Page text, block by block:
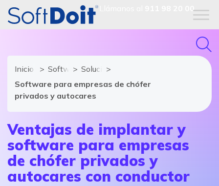
911 98 20 00
Inicio Software de Transporte
Soluciones y módulos de Software de
Software para empresas de chófer
privados y autocares
Ventajas de implantar y
software para empresas
de chófer privados y
autocares con conductor